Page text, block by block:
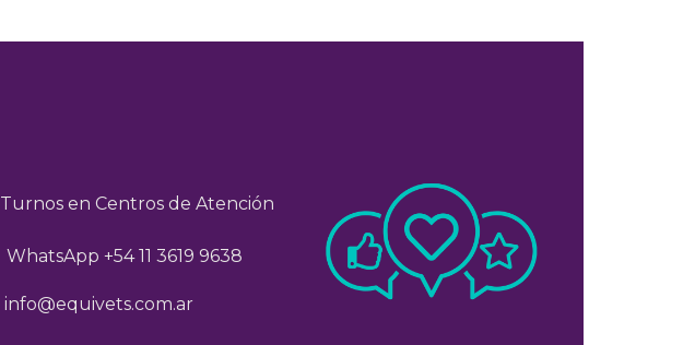
Turnos en Centros de Atención
WhatsApp+54 11 3619 9638
info@equivets.com.ar